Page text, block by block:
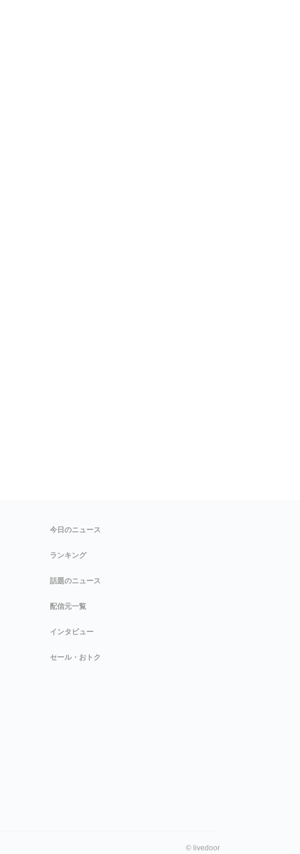
今日のニュース
ランキング
話題のニュース
配信元一覧
インタビュー
セール・おトク
© livedoor